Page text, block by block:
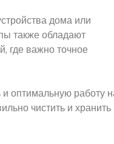
дома или
также обладают
где важно точное
и оптимальную работу
чистить и хранить